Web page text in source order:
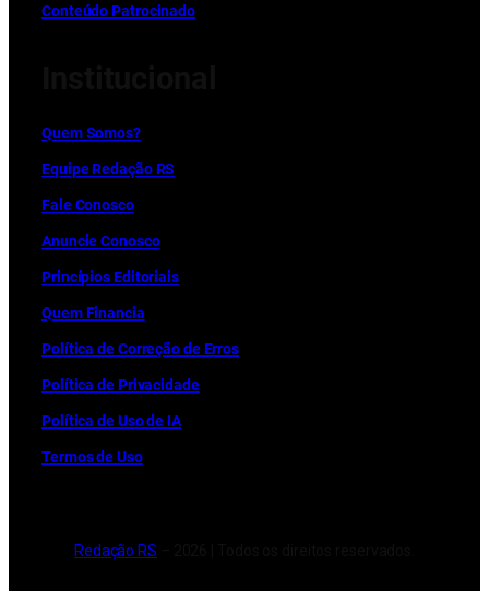
Conteúdo Patrocinado
Quem Somos?
Equipe Redação RS
Fale Conosco
Anuncie Conosco
Princípios Editoriais
Quem Financia
Política de Correção de Erros
Política de Privacidade
Política de Uso de IA
Termos de Uso
Redação RS